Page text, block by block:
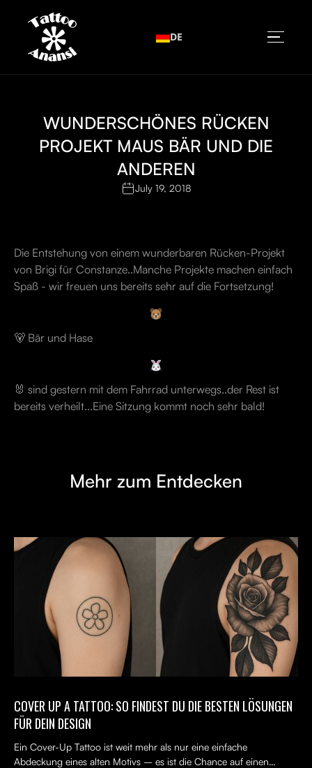
DE
WUNDERSCHÖNES RÜCKEN
PROJEKT MAUS BÄR UND DIE
ANDEREN
July 19, 2018
Die Entstehung von einem wunderbaren Rücken-Projekt
von Brigi für Constanze..Manche Projekte machen einfach
Spaß - wir freuen uns bereits sehr auf die Fortsetzung!
🐻 Bär und Hase
🐰 sind gestern mit dem Fahrrad unterwegs..der Rest ist
bereits verheilt...Eine Sitzung kommt noch sehr bald!
Mehr zum Entdecken
COVER UP A TATTOO: SO FINDEST DU DIE BESTEN LÖSUNGEN
FÜR DEIN DESIGN
Ein Cover-Up Tattoo ist weit mehr als nur eine einfache
Abdeckung eines alten Motivs – es ist die Chance auf einen